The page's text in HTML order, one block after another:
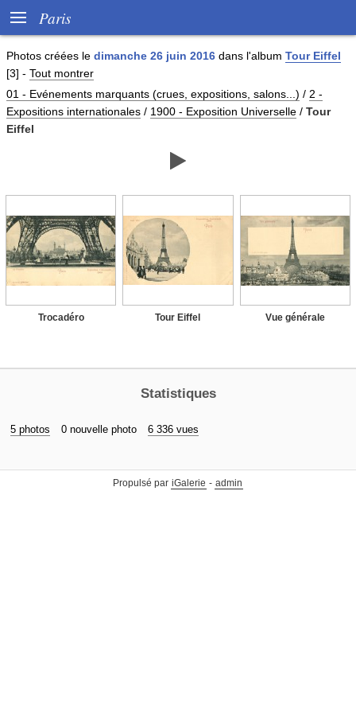
 Paris
Photos créées le dimanche 26 juin 2016 dans l'album Tour Eiffel
[3] - Tout montrer
01 - Evénements marquants (crues, expositions, salons...) / 2 -
Expositions internationales / 1900 - Exposition Universelle / Tour
Eiffel

Trocadéro Tour Eiffel Vue générale
Statistiques
5 photos 0 nouvelle photo 6 336 vues
Propulsé par iGalerie - admin